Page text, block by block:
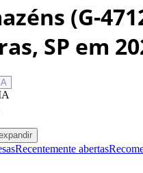
(G-
SP em
IA
Recentemente abertas